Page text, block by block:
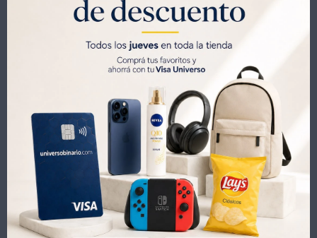
Productos que te pueden interesar
Juego de Encastre Dolu Mega Blocks Tren 45 Piezas
UYU 1.182 UYU 1.182 UYU 1.351